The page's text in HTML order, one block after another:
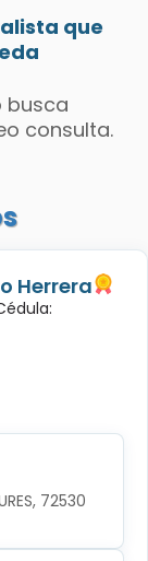
que
busca
consulta.
Herrera
72530